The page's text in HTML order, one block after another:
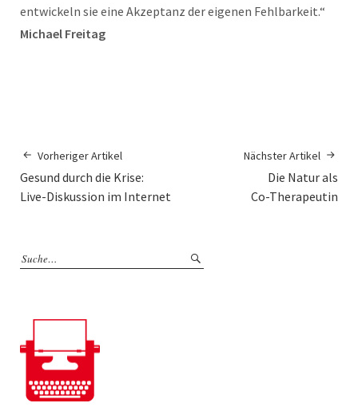
entwickeln sie eine Akzeptanz der eigenen Fehlbarkeit.“
Michael Freitag
Vorheriger Artikel
Gesund durch die Krise:
Live-Diskussion im Internet
Nächster Artikel
Die Natur als
Co-Therapeutin